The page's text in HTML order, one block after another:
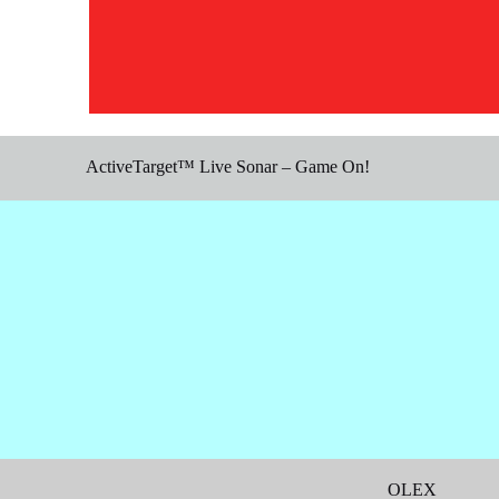
ActiveTarget™ Live Sonar – Game On!
OLEX